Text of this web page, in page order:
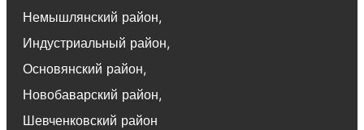
Немышлянский район,
Индустриальный район,
Основянский район,
Новобаварский район,
Шевченковский район